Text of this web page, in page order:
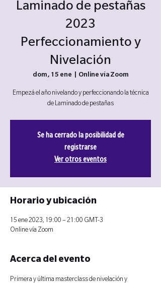
Laminado de pestañas
2023
Perfeccionamiento y
Nivelación
dom, 15 ene Online vía Zoom
Empezá el año nivelando y perfeccionando la técnica
de Laminado de pestañas
Se ha cerrado la posibilidad de
registrarse
Ver otros eventos
Horario y ubicación
15 ene 2023, 19:00 – 21:00 GMT-3
Online vía Zoom
Acerca del evento
Primera y última masterclass de nivelación y